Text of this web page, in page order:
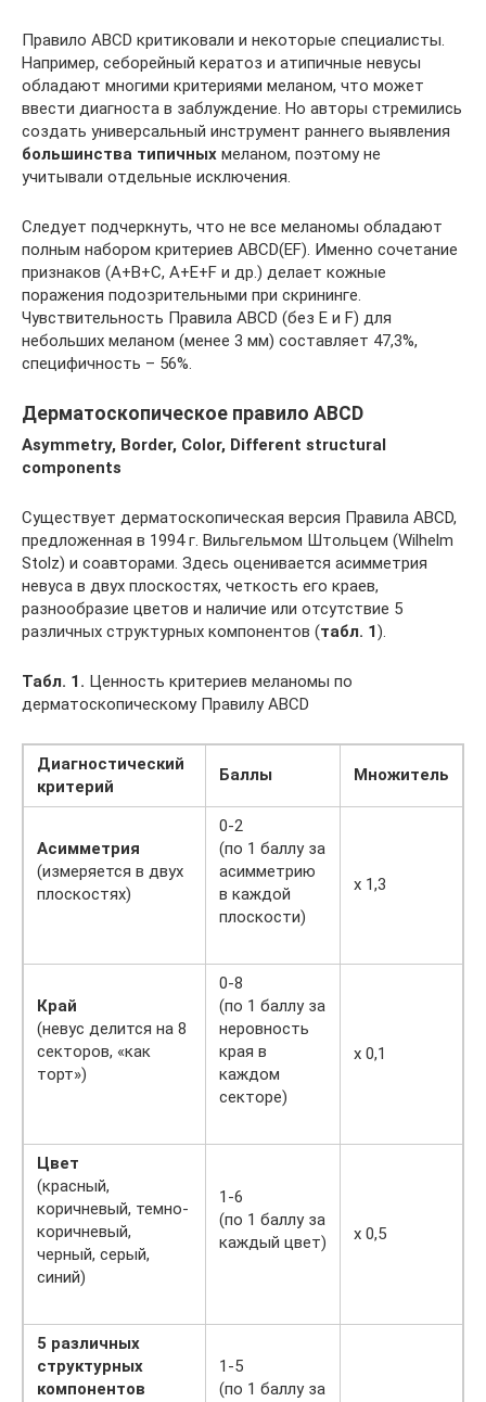
Правило ABCD критиковали и некоторые специалисты.
Например, себорейный кератоз и атипичные невусы
обладают многими критериями меланом, что может
ввести диагноста в заблуждение. Но авторы стремились
создать универсальный инструмент раннего выявления
большинства типичных меланом, поэтому не
учитывали отдельные исключения.
Следует подчеркнуть, что не все меланомы обладают
полным набором критериев ABCD(EF). Именно сочетание
признаков (A+B+C, A+E+F и др.) делает кожные
поражения подозрительными при скрининге.
Чувствительность Правила ABCD (без E и F) для
небольших меланом (менее 3 мм) составляет 47,3%,
специфичность – 56%.
Дерматоскопическое правило ABCD
Asymmetry, Border, Color, Different structural
components
Существует дерматоскопическая версия Правила ABCD,
предложенная в 1994 г. Вильгельмом Штольцем (Wilhelm
Stolz) и соавторами. Здесь оценивается асимметрия
невуса в двух плоскостях, четкость его краев,
разнообразие цветов и наличие или отсутствие 5
различных структурных компонентов (табл. 1).
Табл. 1. Ценность критериев меланомы по
дерматоскопическому Правилу ABCD
Диагностический
критерий
Баллы Множитель
Асимметрия
(измеряется в двух
плоскостях)
0-2
(по 1 баллу за
асимметрию
в каждой
плоскости)
х 1,3
Край
(невус делится на 8
секторов, «как
торт»)
0-8
(по 1 баллу за
неровность
края в
каждом
секторе)
х 0,1
Цвет
(красный,
коричневый, темно-
коричневый,
черный, серый,
синий)
1-6
(по 1 баллу за
каждый цвет)
х 0,5
5 различных
структурных
компонентов
1-5
(по 1 баллу за